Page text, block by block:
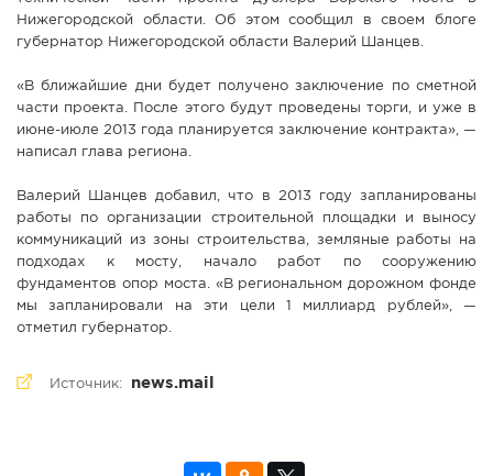
Нижегородской области. Об этом сообщил в своем блоге
губернатор Нижегородской области Валерий Шанцев.
«В ближайшие дни будет получено заключение по сметной
части проекта. После этого будут проведены торги, и уже в
июне-июле 2013 года планируется заключение контракта», —
написал глава региона.
Валерий Шанцев добавил, что в 2013 году запланированы
работы по организации строительной площадки и выносу
коммуникаций из зоны строительства, земляные работы на
подходах к мосту, начало работ по сооружению
фундаментов опор моста. «В региональном дорожном фонде
мы запланировали на эти цели 1 миллиард рублей», —
отметил губернатор.
Источник: news.mail